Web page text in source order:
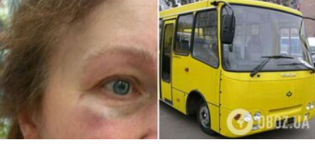
полиция составила административный
протокол. Видео
На место происшествия прибыли патрульные полицейские и
следственно-оперативная группа
"Воюют, потому что глупы": в
Черновцах водитель автобуса
проявил неуважение к украинским